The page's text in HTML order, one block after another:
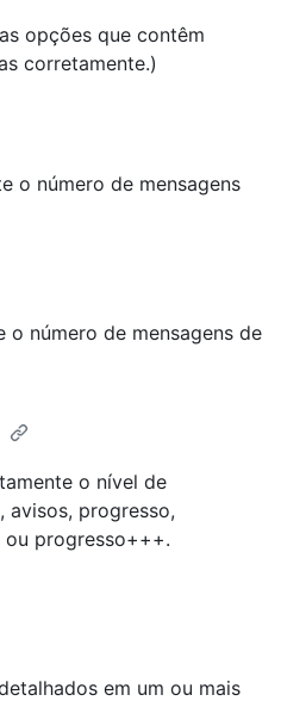
opções que contêm
corretamente.)
o número de mensagens
o número de mensagens de
o nível de
avisos, progresso,
progresso+++.
em um ou mais